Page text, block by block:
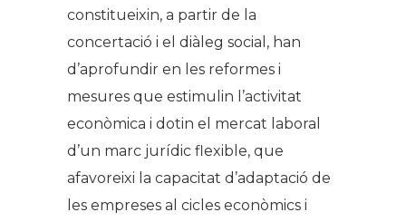
constitueixin, a partir de la
concertació i el diàleg social, han
d’aprofundir en les reformes i
mesures que estimulin l’activitat
econòmica i dotin el mercat laboral
d’un marc jurídic flexible, que
afavoreixi la capacitat d’adaptació de
les empreses al cicles econòmics i